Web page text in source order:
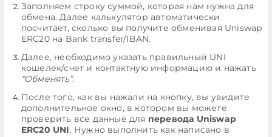
Заполняем строку суммой, которая нам нужна для
обмена. Далее калькулятор автоматически
посчитает, сколько вы получите обменивая Uniswap
ERC20 на Bank transfer/IBAN.
Далее, необходимо указать правильный UNI
кошелек/счет и контактную информацию и нажать
“Обменять”.
После того, как вы нажали на кнопку, вы увидите
дополнительное окно, в котором вы можете
проверить все данные для перевода Uniswap
ERC20 UNI. Нужно выполнить как написано в